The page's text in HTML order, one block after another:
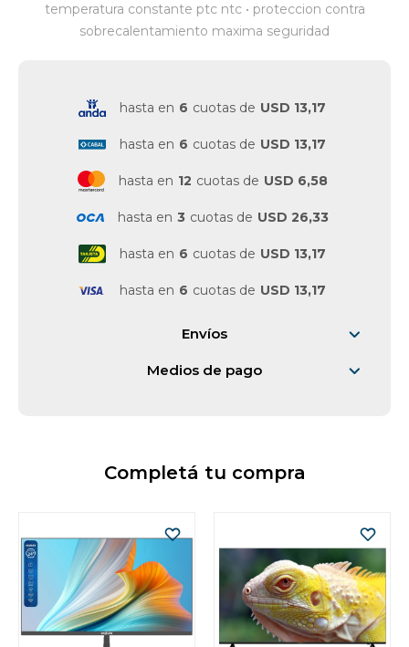
temperatura constante ptc ntc • proteccion contra
sobrecalentamiento maxima seguridad
hasta en 6 cuotas de USD 13,17
hasta en 6 cuotas de USD 13,17
hasta en 12 cuotas de USD 6,58
hasta en 3 cuotas de USD 26,33
hasta en 6 cuotas de USD 13,17
hasta en 6 cuotas de USD 13,17
Envíos
Medios de pago
Completá tu compra
Gastronomía
Vestimenta y calzado